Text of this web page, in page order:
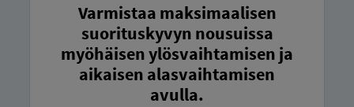
Varmistaa maksimaalisen
suorituskyvyn nousuissa
myöhäisen ylösvaihtamisen ja
aikaisen alasvaihtamisen
avulla.